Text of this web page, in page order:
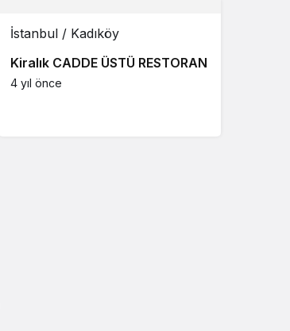
İstanbul / Kadıköy
Kiralık CADDE ÜSTÜ RESTORAN
4 yıl önce